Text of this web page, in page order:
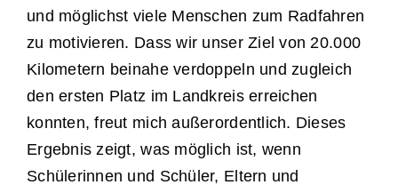
und möglichst viele Menschen zum Radfahren
zu motivieren. Dass wir unser Ziel von 20.000
Kilometern beinahe verdoppeln und zugleich
den ersten Platz im Landkreis erreichen
konnten, freut mich außerordentlich. Dieses
Ergebnis zeigt, was möglich ist, wenn
Schülerinnen und Schüler, Eltern und